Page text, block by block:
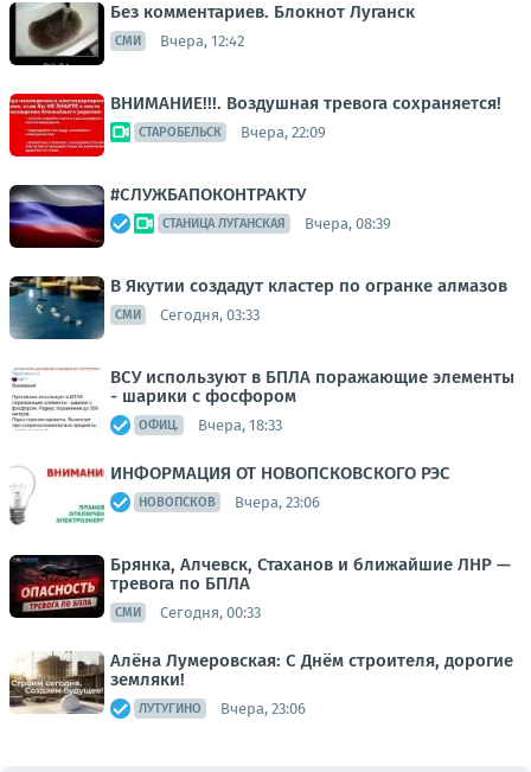
Без комментариев. Блокнот Луганск
СМИ Вчера, 12:42
ВНИМАНИЕ!!!. Воздушная тревога сохраняется!
СТАРОБЕЛЬСК Вчера, 22:09
#СЛУЖБАПОКОНТРАКТУ
СТАНИЦА ЛУГАНСКАЯ Вчера, 08:39
В Якутии создадут кластер по огранке алмазов
СМИ Сегодня, 03:33
ВСУ используют в БПЛА поражающие элементы
- шарики с фосфором
ОФИЦ. Вчера, 18:33
ИНФОРМАЦИЯ ОТ НОВОПСКОВСКОГО РЭС
НОВОПСКОВ Вчера, 23:06
Брянка, Алчевск, Стаханов и ближайшие ЛНР —
тревога по БПЛА
СМИ Сегодня, 00:33
Алёна Лумеровская: С Днём строителя, дорогие
земляки!
ЛУТУГИНО Вчера, 23:06